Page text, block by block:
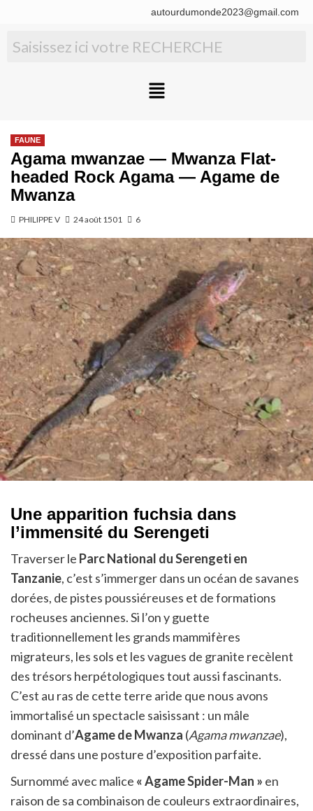
autourdumonde2023@gmail.com
FAUNE
Agama mwanzae — Mwanza Flat-
headed Rock Agama — Agame de
Mwanza
PHILIPPE V 24 août 1501 6
Une apparition fuchsia dans
l’immensité du Serengeti
Traverser le Parc National du Serengeti en
Tanzanie, c’est s’immerger dans un océan de savanes
dorées, de pistes poussiéreuses et de formations
rocheuses anciennes. Si l’on y guette
traditionnellement les grands mammifères
migrateurs, les sols et les vagues de granite recèlent
des trésors herpétologiques tout aussi fascinants.
C’est au ras de cette terre aride que nous avons
immortalisé un spectacle saisissant : un mâle
dominant d’Agame de Mwanza (Agama mwanzae),
dressé dans une posture d’exposition parfaite.
Surnommé avec malice « Agame Spider-Man » en
raison de sa combinaison de couleurs extraordinaires,